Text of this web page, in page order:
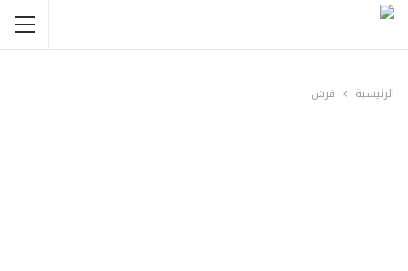
الرئيسية فرش